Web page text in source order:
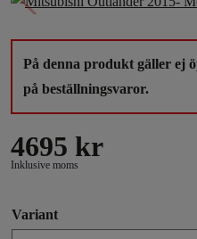
På denna produkt gäller ej
på beställningsvaror.
4695 kr
Inklusive moms
Variant